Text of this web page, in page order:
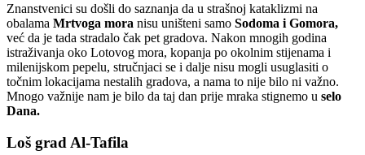
Znanstvenici su došli do saznanja da u strašnoj kataklizmi na
obalama Mrtvoga mora nisu uništeni samo Sodoma i Gomora,
već da je tada stradalo čak pet gradova. Nakon mnogih godina
istraživanja oko Lotovog mora, kopanja po okolnim stijenama i
milenijskom pepelu, stručnjaci se i dalje nisu mogli usuglasiti o
točnim lokacijama nestalih gradova, a nama to nije bilo ni važno.
Mnogo važnije nam je bilo da taj dan prije mraka stignemo u selo
Dana.
Loš grad Al-Tafila